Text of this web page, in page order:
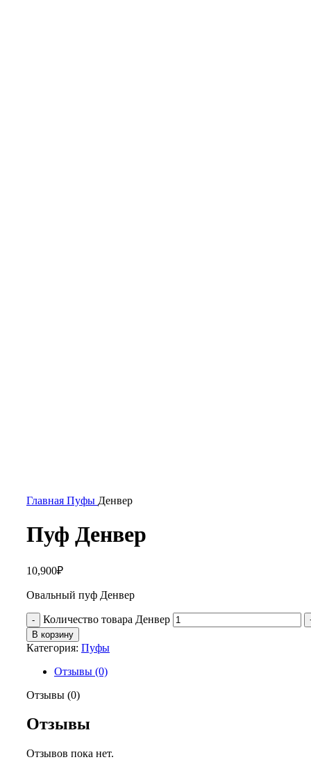
Главная Пуфы Денвер
Пуф Денвер
10,900₽
Овальный пуф Денвер
Количество товара Денвер
В корзину
Категория: Пуфы
Отзывы (0)
Отзывы (0)
Отзывы
Отзывов пока нет.